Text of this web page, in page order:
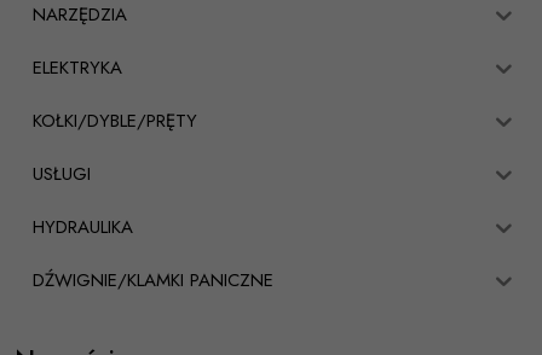
NARZĘDZIA
ELEKTRYKA
KOŁKI/DYBLE/PRĘTY
USŁUGI
HYDRAULIKA
DŹWIGNIE/KLAMKI PANICZNE